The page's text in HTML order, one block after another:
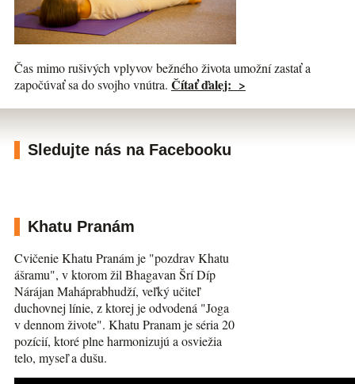
Čas mimo rušivých vplyvov bežného života umožní zastať a
započúvať sa do svojho vnútra. Čítať ďalej: >
Sledujte nás na Facebooku
Khatu Pranám
Cvičenie Khatu Pranám je "pozdrav Khatu
ášramu", v ktorom žil Bhagavan Šrí Díp
Nárájan Maháprabhudží, veľký učiteľ
duchovnej línie, z ktorej je odvodená "Joga
v dennom živote". Khatu Pranam je séria 20
pozícií, ktoré plne harmonizujú a osviežia
telo, myseľ a dušu.